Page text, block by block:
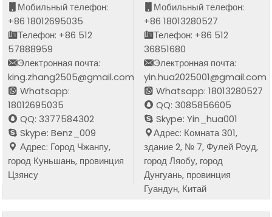
Мобильный телефон:
+86 18012695035
Телефон: +86 512
57888959
Электронная почта:
king.zhang2505@gmail.com
Whatsapp:
18012695035
QQ: 3377584302
Skype: Benz_009
Адрес: Город Чжанпу,
город Куньшань, провинция
Цзянсу
Мобильный телефон:
+86 18013280527
Телефон: +86 512
36851680
Электронная почта:
yin.hua2025001@gmail.com
Whatsapp: 18013280527
QQ: 3085856605
Skype: Yin_hua001
Адрес: Комната 301,
здание 2, № 7, Фулей Роуд,
город Ляобу, город
Дунгуань, провинция
Гуандун, Китай